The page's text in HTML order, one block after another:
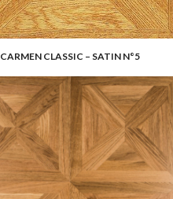
CARMEN CLASSIC – SATIN N°5